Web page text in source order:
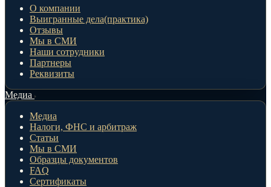
О компании
Выигранные дела(практика)
Отзывы
Мы в СМИ
Наши сотрудники
Партнеры
Реквизиты
Медиа
Медиа
Налоги, ФНС и арбитраж
Статьи
Мы в СМИ
Образцы документов
FAQ
Сертификаты